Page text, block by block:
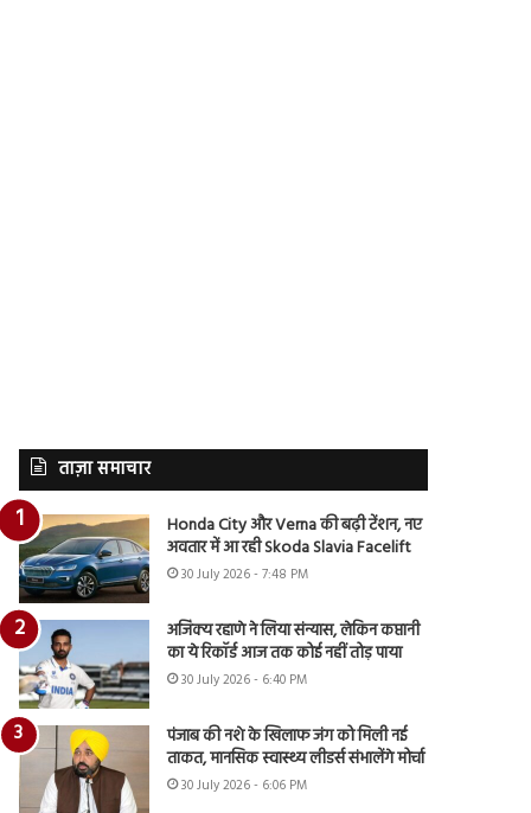
ताज़ा समाचार
Honda City और Verna की बढ़ी टेंशन, नए
अवतार में आ रही Skoda Slavia Facelift
30 July 2026 - 7:48 PM
अजिंक्य रहाणे ने लिया संन्यास, लेकिन कप्तानी
का ये रिकॉर्ड आज तक कोई नहीं तोड़ पाया
30 July 2026 - 6:40 PM
पंजाब की नशे के खिलाफ जंग को मिली नई
ताकत, मानसिक स्वास्थ्य लीडर्स संभालेंगे मोर्चा
30 July 2026 - 6:06 PM